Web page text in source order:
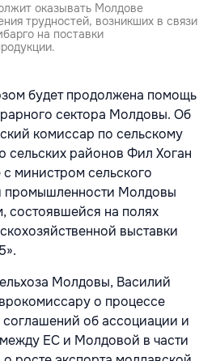
оказывать Молдове
трудностей, возникших в связи
на поставки
будет продолжена помощь
сектора Молдовы. Об
комиссар по сельскому
сельских районов Фил Хоган
министром сельского
промышленности Молдовы
состоявшейся на полях
выставки
Молдовы, Василий
о процессе
об ассоциации и
ЕС и Молдовой в части